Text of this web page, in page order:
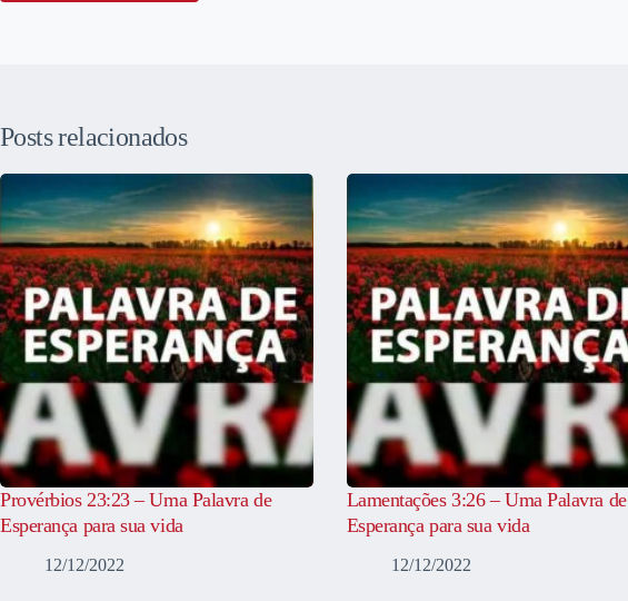
Posts relacionados
Provérbios 23:23 – Uma Palavra de
Esperança para sua vida
12/12/2022
Lamentações 3:26 – Uma Palavra de
Esperança para sua vida
12/12/2022